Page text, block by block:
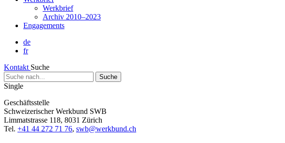
Werkbrief
Archiv 2010–2023
Engagements
de
fr
Kontakt Suche
Suche
nach...
Single
Geschäftsstelle
Schweizerischer Werkbund SWB
Limmatstrasse 118, 8031 Zürich
Tel. +41 44 272 71 76, swb@werkbund.ch